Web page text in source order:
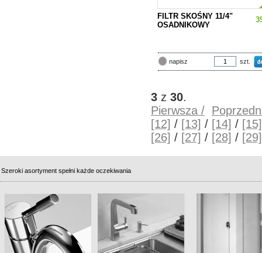
FILTR SKOŚNY 11/4"
OSADNIKOWY
napisz szt.
3 z 30.
Pierwsza /
[12] / [13] / [14] / [15]
[26] / [27] / [28] / [29]
Szeroki asortyment spełni każde oczekiwania